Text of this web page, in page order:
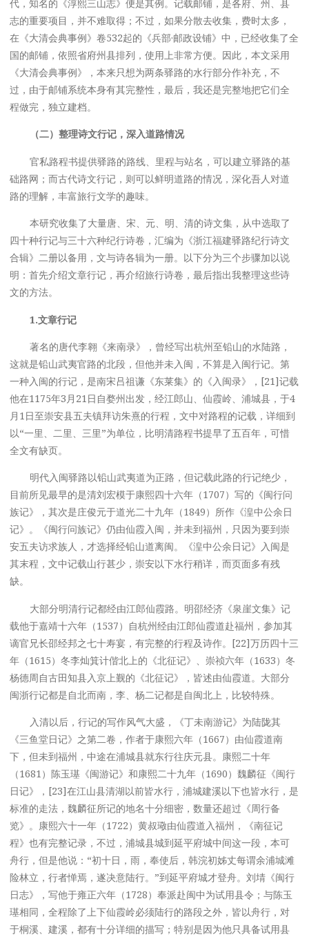
代，知名的《淳熙三山志》便是其例。记载邮铺，是各府、州、县
志的重要项目，并不难取得；不过，如果分散去收集，费时太多，
在《大清会典事例》卷532起的《兵部·邮政设铺》中，已经收集了全
国的邮铺，依照省府州县排列，使用上非常方便。因此，本文采用
《大清会典事例》，本来只想为两条驿路的水行部分作补充，不
过，由于邮铺系统本身有其完整性，最后，我还是完整地把它们全
程做完，独立建档。
（二）整理诗文行记，深入道路情况
官私路程书提供驿路的路线、里程与站名，可以建立驿路的基
础路网；而古代诗文行记，则可以鲜明道路的情况，深化吾人对道
路的理解，丰富旅行文学的趣味。
本研究收集了大量唐、宋、元、明、清的诗文集，从中选取了
四十种行记与三十六种纪行诗卷，汇编为《浙江福建驿路纪行诗文
合辑》二册以备用，文与诗各辑为一册。以下分为三个步骤加以说
明：首先介绍文章行记，再介绍旅行诗卷，最后指出我整理这些诗
文的方法。
1.文章行记
著名的唐代李翱《来南录》，曾经写出杭州至铅山的水陆路，
这就是铅山武夷官路的北段，但他并未入闽，不算是入闽行记。第
一种入闽的行记，是南宋吕祖谦《东莱集》的《入闽录》，[21]记载
他在1175年3月21日自婺州出发，经江郎山、仙霞岭、浦城县，于4
月1日至崇安县五夫镇拜访朱熹的行程，文中对路程的记载，详细到
以“一里、二里、三里”为单位，比明清路程书提早了五百年，可惜
全文有缺页。
明代入闽驿路以铅山武夷道为正路，但记载此路的行记绝少，
目前所见最早的是清刘宏模于康熙四十六年（1707）写的《闽行问
族记》，其次是庄俊元于道光二十九年（1849）所作《湟中公余日
记》。《闽行问族记》仍由仙霞入闽，并未到福州，只因为要到崇
安五夫访求族人，才选择经铅山道离闽。《湟中公余日记》入闽是
其末程，文中记载山行甚少，崇安以下水行稍详，而页面多有残
缺。
大部分明清行记都经由江郎仙霞路。明邵经济《泉崖文集》记
载他于嘉靖十六年（1537）自杭州经由江郎仙霞道赴福州，参加其
谪官兄长邵经邦之七十寿宴，有完整的行程及诗作。[22]万历四十三
年（1615）冬李灿箕计偕北上的《北征记》、崇祯六年（1633）冬
杨德周自古田知县入京上觐的《北征记》，皆述由仙霞道。大部分
闽浙行记都是自北而南，李、杨二记都是自闽北上，比较特殊。
入清以后，行记的写作风气大盛，《丁未南游记》为陆陇其
《三鱼堂日记》之第二卷，作者于康熙六年（1667）由仙霞道南
下，但未到福州，中途在浦城县就东行往庆元县。康熙二十年
（1681）陈玉璂《闽游记》和康熙二十九年（1690）魏麟征《闽行
日记》，[23]在江山县清湖以前皆水行，浦城建溪以下也皆水行，是
标准的走法，魏麟征所记的地名十分细密，数量还超过《周行备
览》。康熙六十一年（1722）黄叔璥由仙霞道入福州，《南征记
程》也有完整记录，不过，浦城县城到延平府城中间这一段，本可
舟行，但是他说：“初十日，雨，奉使后，韩浣初姊丈每谓余浦城滩
险林立，行者惮焉，遂决意陆行。”到延平府城才登舟。刘埥《闽行
日志》，写他于雍正六年（1728）奉派赴闽中为试用县令；与陈玉
璂相同，全程除了上下仙霞岭必须陆行的路段之外，皆以舟行，对
于桐溪、建溪，都有十分详细的描写；特别是因为他只具备试用县